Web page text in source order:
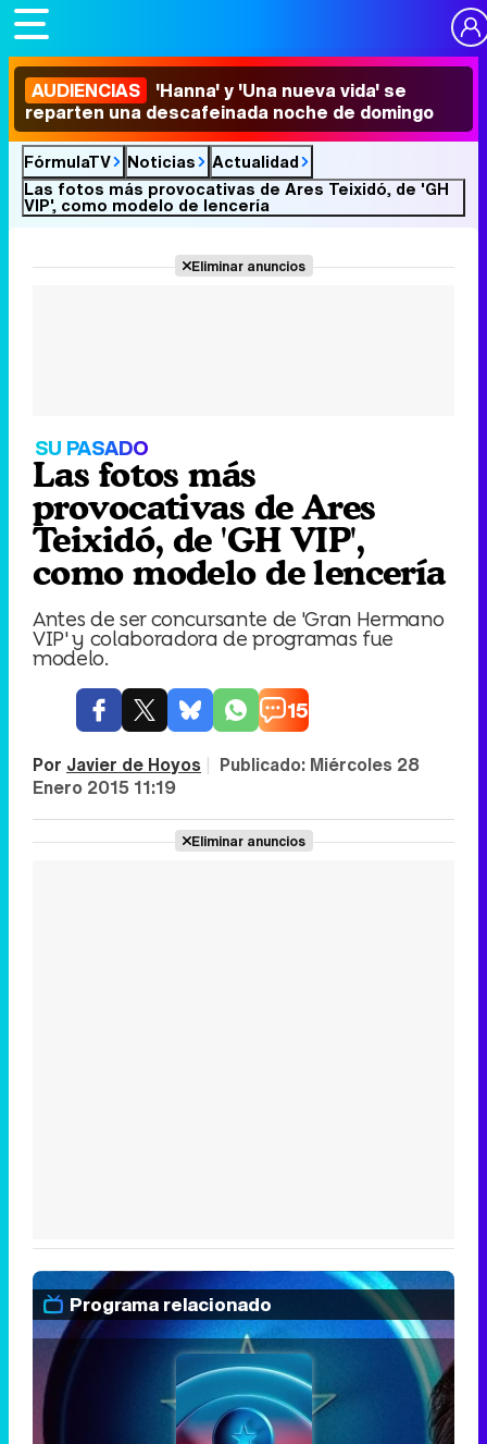
AUDIENCIAS 'Hanna' y 'Una nueva vida' se
reparten una descafeinada noche de domingo
FórmulaTV Noticias
Actualidad
Las fotos más provocativas de Ares Teixidó, de 'GH
VIP', como modelo de lencería
Eliminar anuncios
SU PASADO
Las fotos más
provocativas de Ares
Teixidó, de 'GH VIP',
como modelo de lencería
Antes de ser concursante de 'Gran Hermano
VIP' y colaboradora de programas fue
modelo.
15
Por Javier de Hoyos | Publicado: Miércoles 28
Enero 2015 11:19
Eliminar anuncios
Programa relacionado